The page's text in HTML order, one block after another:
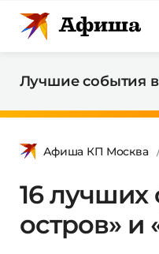
Лучшие события в
Афиша КП Москва
16 лучших
остров» и